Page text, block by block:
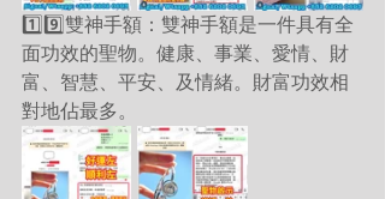
1️⃣9️⃣雙神手額：雙神手額是一件具有全
面功效的聖物。健康、事業、愛情、財
富、智慧、平安、及情緒。財富功效相
對地佔最多。